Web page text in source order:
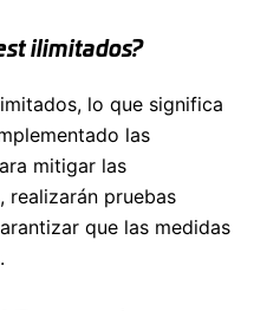
ilimitados?
lo que significa
las
mitigar las
realizarán pruebas
que las medidas